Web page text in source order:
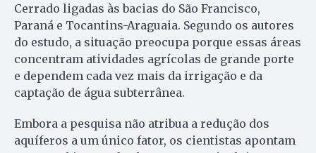
Cerrado ligadas às bacias do São Francisco,
Paraná e Tocantins-Araguaia. Segundo os autores
do estudo, a situação preocupa porque essas áreas
concentram atividades agrícolas de grande porte
e dependem cada vez mais da irrigação e da
captação de água subterrânea.
Embora a pesquisa não atribua a redução dos
aquíferos a um único fator, os cientistas apontam